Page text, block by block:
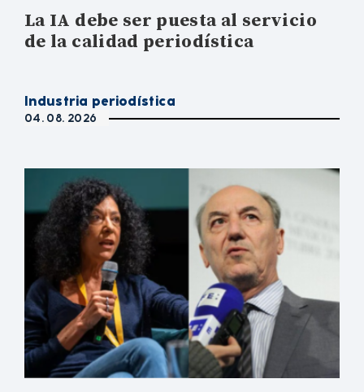
La IA debe ser puesta al servicio
de la calidad periodística
Industria periodística
04. 08. 2026